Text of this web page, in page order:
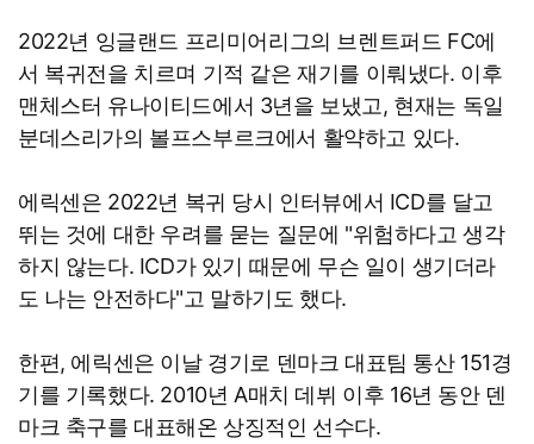
2022년 잉글랜드 프리미어리그의 브렌트퍼드 FC에
서 복귀전을 치르며 기적 같은 재기를 이뤄냈다. 이후
맨체스터 유나이티드에서 3년을 보냈고, 현재는 독일
분데스리가의 볼프스부르크에서 활약하고 있다.
에릭센은 2022년 복귀 당시 인터뷰에서 ICD를 달고
뛰는 것에 대한 우려를 묻는 질문에 "위험하다고 생각
하지 않는다. ICD가 있기 때문에 무슨 일이 생기더라
도 나는 안전하다"고 말하기도 했다.
한편, 에릭센은 이날 경기로 덴마크 대표팀 통산 151경
기를 기록했다. 2010년 A매치 데뷔 이후 16년 동안 덴
마크 축구를 대표해온 상징적인 선수다.